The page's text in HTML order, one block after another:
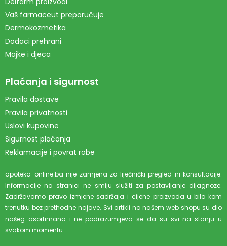
Vaš farmaceut preporučuje
Dermokozmetika
Dodaci prehrani
Majke i djeca
Plaćanja i sigurnost
Pravila dostave
Pravila privatnosti
Uslovi kupovine
Sigurnost plaćanja
Reklamacije i povrat robe
apoteka-online.ba nije zamjena za liječnički pregled ni konsultacije.
Informacije na stranici ne smiju služiti za postavljanje dijagnoze.
Zadržavamo pravo izmjene sadržaja i cijene proizvoda u bilo kom
trenutku bez prethodne najave. Svi artikli na našem web shopu su dio
našeg asortimana i ne podrazumijeva se da su svi na stanju u
svakom momentu.